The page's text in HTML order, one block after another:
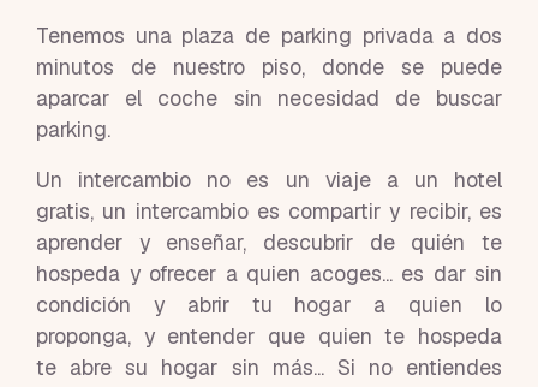
Tenemos una plaza de parking privada a dos
minutos de nuestro piso, donde se puede
aparcar el coche sin necesidad de buscar
parking.
Un intercambio no es un viaje a un hotel
gratis, un intercambio es compartir y recibir, es
aprender y enseñar, descubrir de quién te
hospeda y ofrecer a quien acoges... es dar sin
condición y abrir tu hogar a quien lo
proponga, y entender que quien te hospeda
te abre su hogar sin más... Si no entiendes